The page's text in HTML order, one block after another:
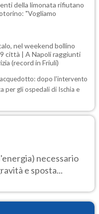
della limonata rifiutano
"Vogliamo
nel weekend bollino
città | A Napoli raggiunti
(record in Friuli)
dopo l'intervento
per gli ospedali di Ischia e
necessario
e sposta...